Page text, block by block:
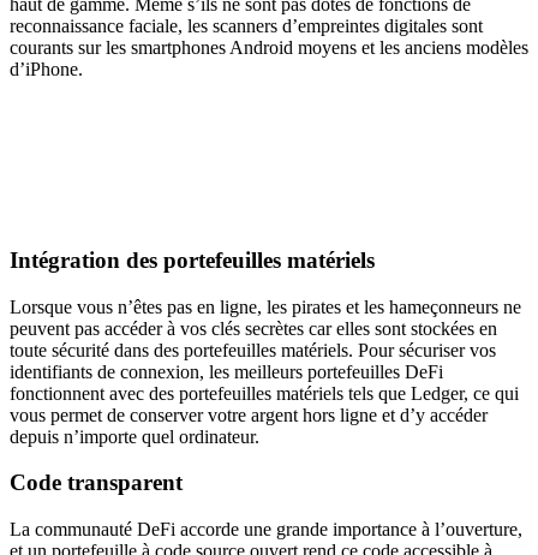
haut de gamme. Même s’ils ne sont pas dotés de fonctions de
reconnaissance faciale, les scanners d’empreintes digitales sont
courants sur les smartphones Android moyens et les anciens modèles
d’iPhone.
Intégration des portefeuilles matériels
Lorsque vous n’êtes pas en ligne, les pirates et les hameçonneurs ne
peuvent pas accéder à vos clés secrètes car elles sont stockées en
toute sécurité dans des portefeuilles matériels. Pour sécuriser vos
identifiants de connexion, les meilleurs portefeuilles DeFi
fonctionnent avec des portefeuilles matériels tels que Ledger, ce qui
vous permet de conserver votre argent hors ligne et d’y accéder
depuis n’importe quel ordinateur.
Code transparent
La communauté DeFi accorde une grande importance à l’ouverture,
et un portefeuille à code source ouvert rend ce code accessible à